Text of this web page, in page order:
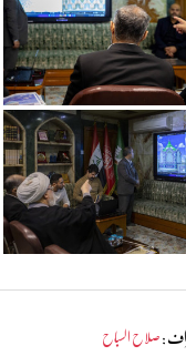
:صلاح السباح